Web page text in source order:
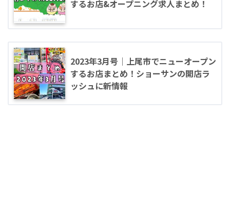
するお店&オープニング求人まとめ！
2023年3月号｜上尾市でニューオープン
するお店まとめ！ショーサンの開店ラ
ッシュに新情報